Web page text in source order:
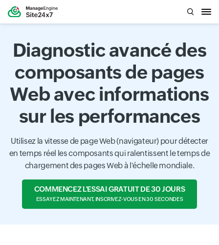
Diagnostic avancé des
composants de pages
Web avec informations
sur les performances
Utilisez la vitesse de page Web (navigateur) pour détecter
en temps réel les composants qui ralentissent le temps de
chargement des pages Web à l'échelle mondiale.
COMMENCEZ L'ESSAI GRATUIT DE 30 JOURS
ESSAYEZ MAINTENANT, INSCRIVEZ-VOUS EN 30 SECONDES